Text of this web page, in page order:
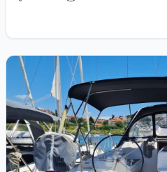
View details for DUFOUR